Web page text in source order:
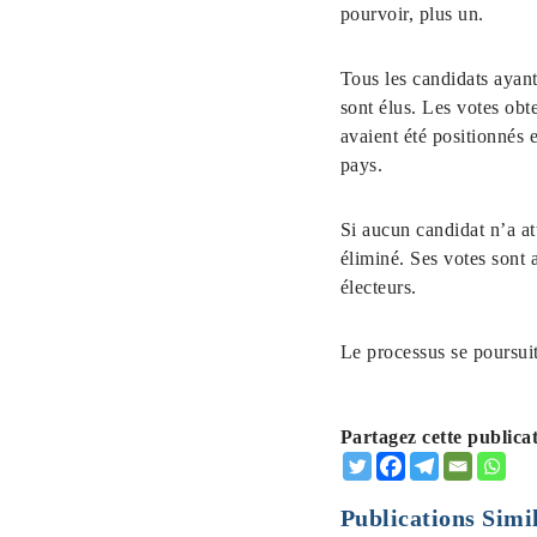
pourvoir, plus un.
Tous les candidats
sont élus. Les votes
avaient été positionnés
pays.
Si aucun candidat n’a
éliminé. Ses votes sont
électeurs.
Le processus se
Partagez cette
Publications